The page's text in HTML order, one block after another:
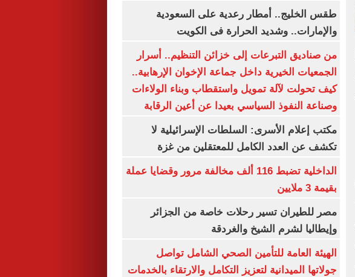
طقس الخليج.. أمطار رعدية على السعودية
والإمارات.. وشديد الحرارة فى الكويت
من صناديق التبرعات إلى خزائن التنظيم.. أسرار
الجمعيات الخيرية داخل جماعة الإخوان الإرهابية..
كيف تحولت لآلة تمويل واستقطاب وبناء الولاءات
وصناعة النفوذ السياسي بعيدا عن أعين الرقابة
مكتب إعلام الأسرى: السلطات الإسرائيلية لا
تكشف عن العدد الكامل للمعتقلين من غزة
الداخلية تضبط 116 ألف مخالفة مرور وقضايا عملة
بقيمة 3 ملايين
مصر للطيران تسير رحلات خاصة من الجزائر
وإيطاليا لشرم الشيخ والغردقة
الهيئة العامة للتأمين الصحي الشامل تواصل
جولاتها الميدانية لتعزيز التكامل والارتقاء بالخدمات